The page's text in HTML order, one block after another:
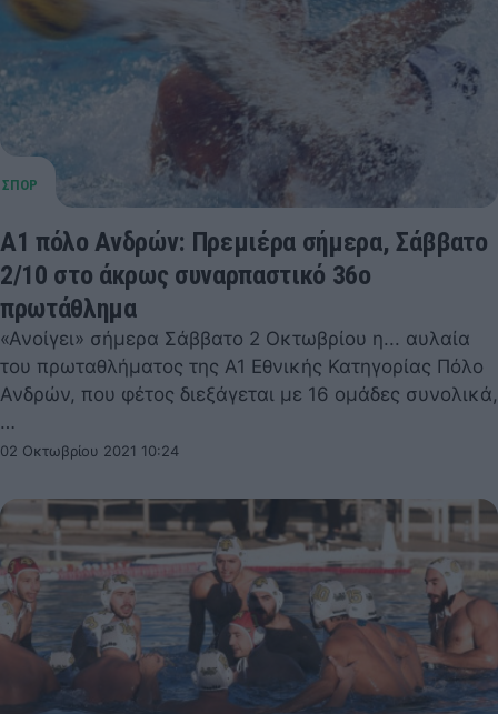
Α1 πόλο Ανδρών: Πρεμιέρα σήμερα, Σάββατο
2/10 στο άκρως συναρπαστικό 36ο
πρωτάθλημα
«Ανοίγει» σήμερα Σάββατο 2 Οκτωβρίου η... αυλαία
του πρωταθλήματος της Α1 Εθνικής Κατηγορίας Πόλο
Ανδρών, που φέτος διεξάγεται με 16 ομάδες συνολικά,
…
02 Οκτωβρίου 2021 10:24